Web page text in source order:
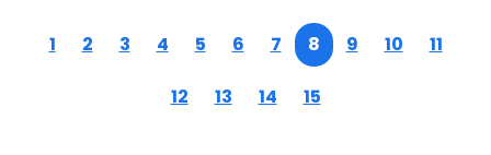
1 2 3 4 5 6 7 8 9 10 11
12 13 14 15